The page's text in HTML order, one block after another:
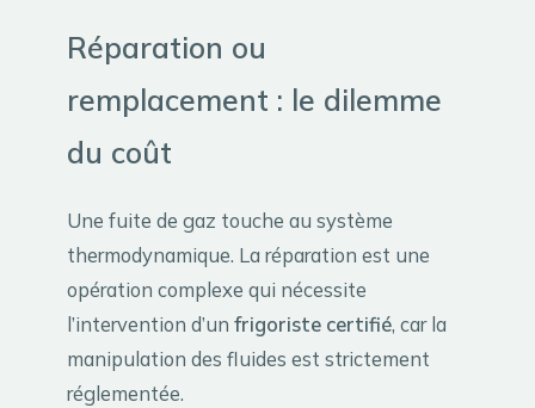
Réparation ou
remplacement : le dilemme
du coût
Une fuite de gaz touche au système
thermodynamique. La réparation est une
opération complexe qui nécessite
l’intervention d’un frigoriste certifié, car la
manipulation des fluides est strictement
réglementée.